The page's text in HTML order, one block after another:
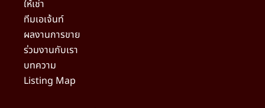
ให้เช่า
ทีมเอเจ้นท์
ผลงานการขาย
ร่วมงานกับเรา
บทความ
Listing Map